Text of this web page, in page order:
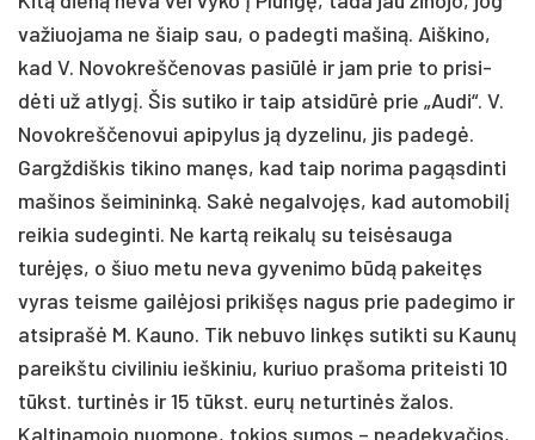
va­žiuo­ja­ma ne šiaip sau, o pa­deg­ti ma­šiną. Aiš­ki­no,
kad V. No­vok­reš­čeno­vas pa­si­ūlė ir jam prie to pri­si­
dėti už at­lygį. Šis su­ti­ko ir taip at­si­dūrė prie „Au­di“. V.
No­vok­reš­če­no­vui api­py­lus ją dy­ze­li­nu, jis pa­degė.
Gargž­diš­kis ti­ki­no manęs, kad taip no­ri­ma pa­gąsdin­ti
ma­ši­nos šei­mi­ninką. Sakė ne­gal­vojęs, kad au­to­mo­bilį
rei­kia su­de­gin­ti. Ne kartą rei­kalų su teisė­sau­ga
turėjęs, o šiuo me­tu ne­va gy­ve­ni­mo būdą pa­keitęs
vy­ras teis­me gailė­jo­si pri­kišęs na­gus prie pa­de­gi­mo ir
at­si­prašė M. Kau­no. Tik ne­bu­vo linkęs su­tik­ti su Kaunų
pa­reikš­tu ci­vi­li­niu ieš­ki­niu, ku­riuo pra­šo­ma pri­teis­ti 10
tūkst. tur­tinės ir 15 tūkst. eurų ne­tur­tinės ža­los.
Kal­ti­na­mo­jo nuo­mo­ne, to­kios su­mos – nea­dek­va­čios,